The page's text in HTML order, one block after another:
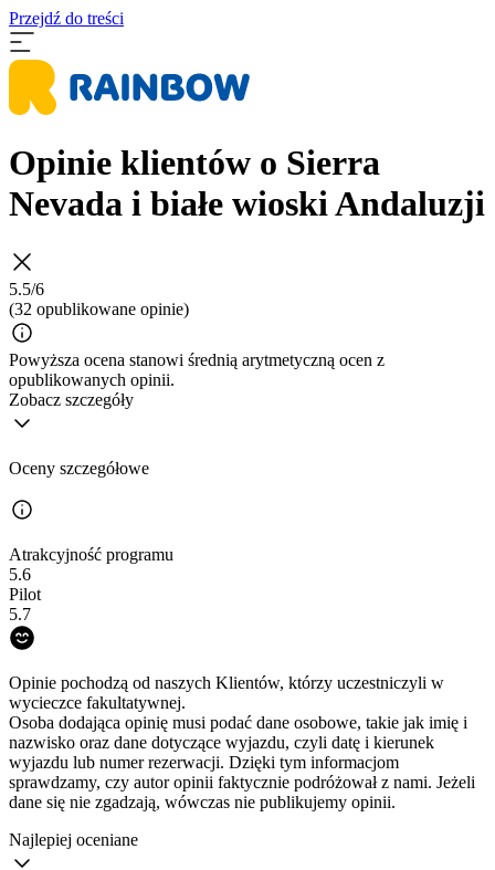
Przejdź do treści
Opinie klientów o Sierra
Nevada i białe wioski Andaluzji
5.5/6
(32 opublikowane opinie)
Powyższa ocena stanowi średnią arytmetyczną ocen z
opublikowanych opinii.
Zobacz szczegóły
Oceny szczegółowe
Atrakcyjność programu
5.6
Pilot
5.7
Opinie pochodzą od naszych Klientów, którzy uczestniczyli w
wycieczce fakultatywnej.
Osoba dodająca opinię musi podać dane osobowe, takie jak imię i
nazwisko oraz dane dotyczące wyjazdu, czyli datę i kierunek
wyjazdu lub numer rezerwacji. Dzięki tym informacjom
sprawdzamy, czy autor opinii faktycznie podróżował z nami. Jeżeli
dane się nie zgadzają, wówczas nie publikujemy opinii.
Najlepiej oceniane